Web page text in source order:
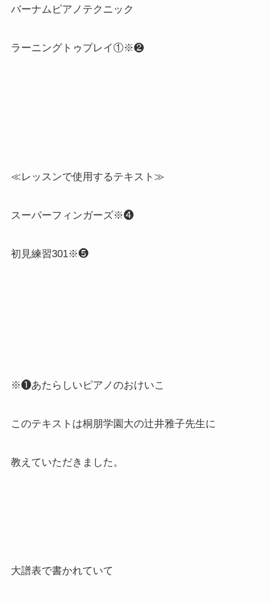
バーナムピアノテクニック
ラーニングトゥプレイ①※❷
≪レッスンで使用するテキスト≫
スーパーフィンガーズ※❹
初見練習301※❺
※❶あたらしいピアノのおけいこ
このテキストは桐朋学園大の辻井雅子先生に
教えていただきました。
大譜表で書かれていて